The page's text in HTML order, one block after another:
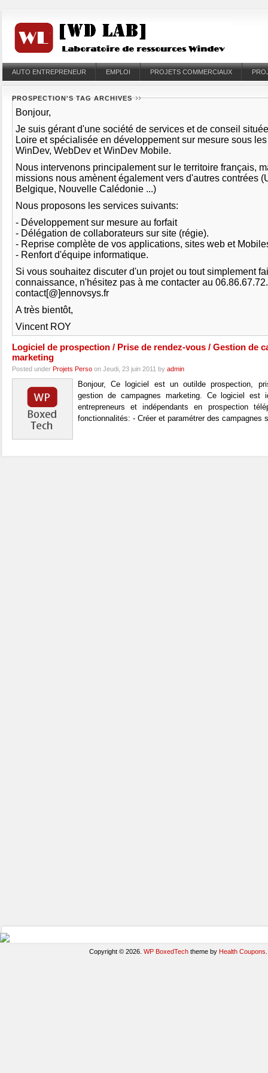
AUTO ENTREPRENEUR EMPLOI PROJETS COMMERCIAUX
PROSPECTION'S TAG ARCHIVES
Bonjour,
Je suis gérant d'une société de services et de conseil
Loire et spécialisée en développement sur mesure sous
WinDev, WebDev et WinDev Mobile.
Nous intervenons principalement sur le territoire français,
missions nous amènent également vers d'autres contrées
Belgique, Nouvelle Calédonie ...)
Nous proposons les services suivants:
- Développement sur mesure au forfait
- Délégation de collaborateurs sur site (régie).
- Reprise complète de vos applications, sites web et
- Renfort d'équipe informatique.
Si vous souhaitez discuter d'un projet ou tout simplement
connaissance, n'hésitez pas à me contacter au
contact[@]ennovsys.fr
A très bientôt,
Vincent ROY
Logiciel de prospection / Prise de rendez-vous / Gestion de
marketing
Posted under Projets Perso on Jeudi, 23 juin 2011 by admin
Bonjour, Ce logiciel est un outilde prospection,
gestion de campagnes marketing. Ce logiciel est
entrepreneurs et indépendants en prospection
fonctionnalités: - Créer et paramétrer des campagnes
Copyright © 2026.WP BoxedTech theme by Health Coupons